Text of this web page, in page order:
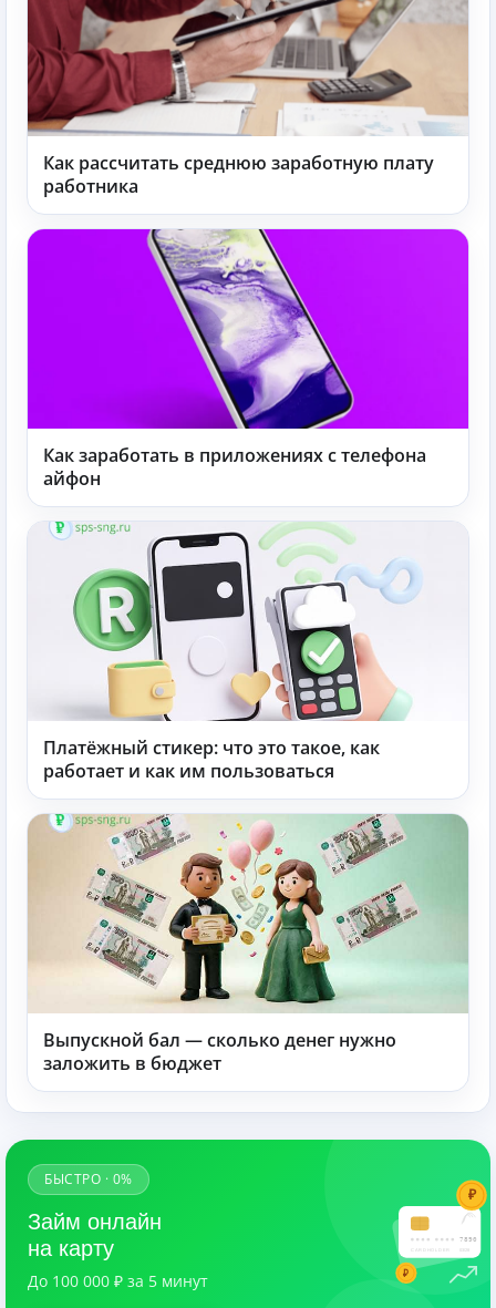
Как рассчитать среднюю заработную плату
работника
Как заработать в приложениях с телефона
айфон
Платёжный стикер: что это такое, как
работает и как им пользоваться
Выпускной бал — сколько денег нужно
заложить в бюджет
7890
03/28
₽
₽
БЫСТРО · 0%
Займ онлайн
на карту
До 100 000 ₽ за 5 минут